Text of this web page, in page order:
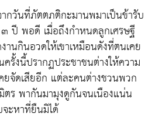
กวันที่ภัตตภติกะมานพมาเป็นข้ารับ
ปี พอดี เมื่อถึงกำหนดลูกเศรษฐี
นกินอวดให้เขาเหมือนดังที่ตนเคย
รั้งนี้ปรากฏประชาชนต่างให้ความ
ยจัดเสียอีก แต่ละคนต่างชวนพวก
ร พากันมามุงดูกันจนเนืองแน่น
ะหาที่ยืนมิได้